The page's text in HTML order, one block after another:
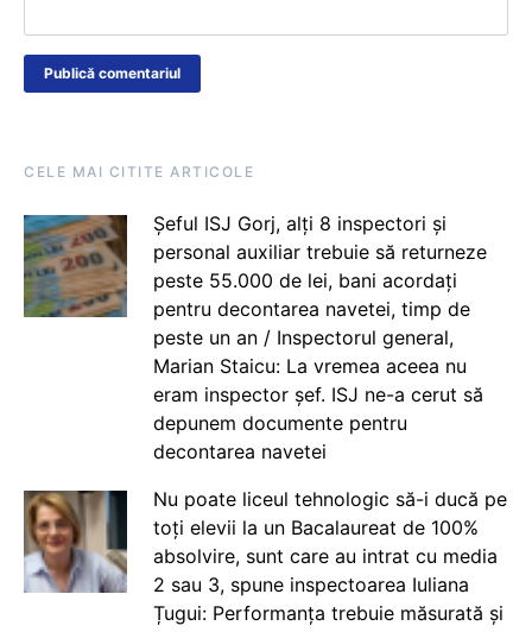
CELE MAI CITITE ARTICOLE
Șeful ISJ Gorj, alți 8 inspectori și
personal auxiliar trebuie să returneze
peste 55.000 de lei, bani acordați
pentru decontarea navetei, timp de
peste un an / Inspectorul general,
Marian Staicu: La vremea aceea nu
eram inspector șef. ISJ ne-a cerut să
depunem documente pentru
decontarea navetei
Nu poate liceul tehnologic să-i ducă pe
toți elevii la un Bacalaureat de 100%
absolvire, sunt care au intrat cu media
2 sau 3, spune inspectoarea Iuliana
Țugui: Performanța trebuie măsurată și